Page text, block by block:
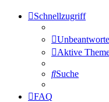
Schnellzugriff
Aktive
Suche
FAQ